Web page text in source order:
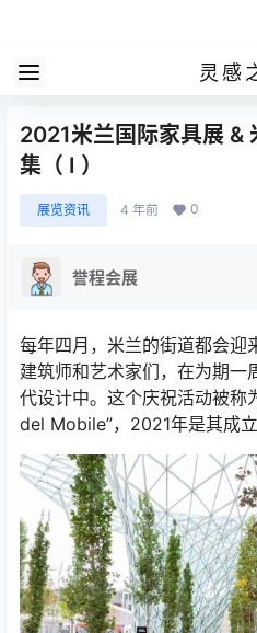
灵感
2021米兰国际家具展 &
集（ Ⅰ ）
展览资讯 4 年前 0
誉程会展
每年四月，米兰的街道都会迎
建筑师和艺术家们，在为期一
代设计中。这个庆祝活动被称
del Mobile”，2021年是其成立